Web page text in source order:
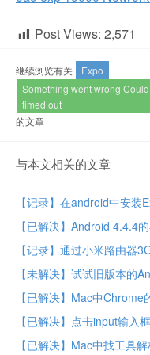
Post Views: 2,571
继续浏览有关
Expo
Something went wrong
timed out
的文章
与本文相关的文章
【记录】在android中安装
【未解决】试试旧版本的